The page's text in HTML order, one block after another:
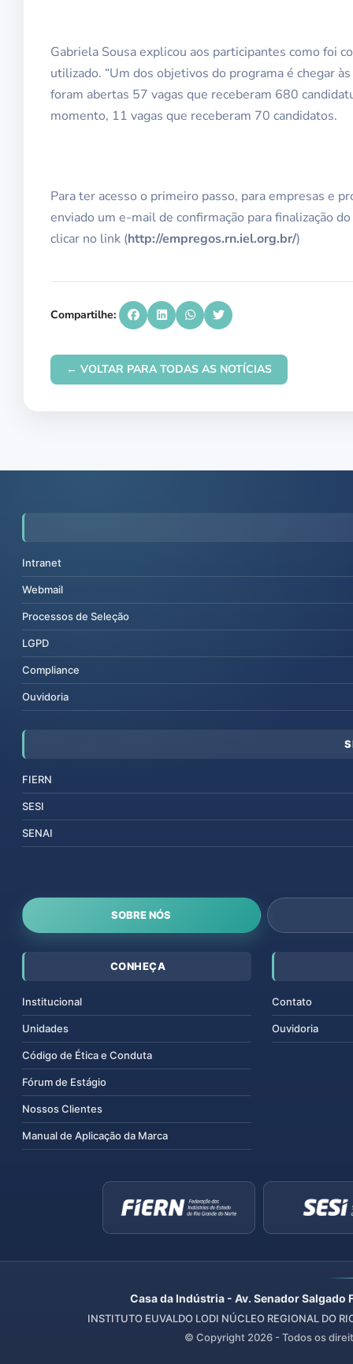
Gabriela Sousa explicou aos participantes como foi
utilizado. “Um dos objetivos do programa é chegar
foram abertas 57 vagas que receberam 680
momento, 11 vagas que receberam 70 candidatos.
Para ter acesso o primeiro passo, para empresas e
enviado um e-mail de confirmação para finalização
clicar no link (http://empregos.rn.iel.org.br/)
Compartilhe:
← VOLTAR PARA TODAS AS NOTÍCIAS
Intranet
Webmail
Processos de Seleção
LGPD
Compliance
Ouvidoria
FIERN
SESI
SENAI
SOBRE NÓS
CONHEÇA
Institucional
Unidades
Código de Ética e Conduta
Fórum de Estágio
Nossos Clientes
Manual de Aplicação da Marca
Contato
Ouvidoria
Casa da Indústria - Av. Senador
INSTITUTO EUVALDO LODI NÚCLEO REGIONAL DO
© Copyright 2026 - Todos os